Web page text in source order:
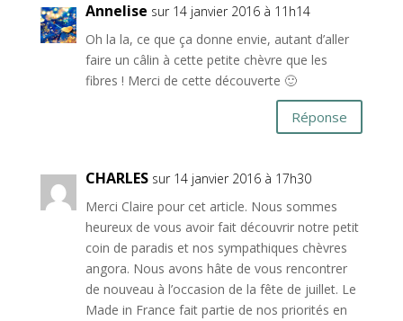
Annelise sur 14 janvier 2016 à 11h14
Oh la la, ce que ça donne envie, autant d’aller
faire un câlin à cette petite chèvre que les
fibres ! Merci de cette découverte 🙂
Réponse
CHARLES sur 14 janvier 2016 à 17h30
Merci Claire pour cet article. Nous sommes
heureux de vous avoir fait découvrir notre petit
coin de paradis et nos sympathiques chèvres
angora. Nous avons hâte de vous rencontrer
de nouveau à l’occasion de la fête de juillet. Le
Made in France fait partie de nos priorités en